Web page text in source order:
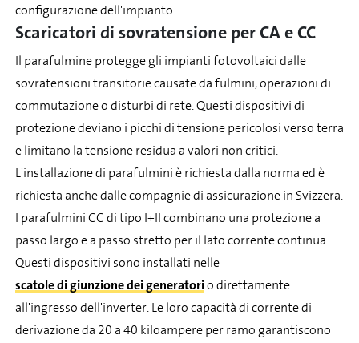
configurazione dell'impianto.
Scaricatori di sovratensione per CA e CC
Il parafulmine protegge gli impianti fotovoltaici dalle
sovratensioni transitorie causate da fulmini, operazioni di
commutazione o disturbi di rete. Questi dispositivi di
protezione deviano i picchi di tensione pericolosi verso terra
e limitano la tensione residua a valori non critici.
L'installazione di parafulmini è richiesta dalla norma ed è
richiesta anche dalle compagnie di assicurazione in Svizzera.
I parafulmini CC di tipo I+II combinano una protezione a
passo largo e a passo stretto per il lato corrente continua.
Questi dispositivi sono installati nelle
scatole di giunzione dei generatorio direttamente
all'ingresso dell'inverter. Le loro capacità di corrente di
derivazione da 20 a 40 kiloampere per ramo garantiscono